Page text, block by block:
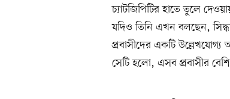
চ্যাটজিপিটির হাতে তুলে
যদিও তিনি এখন বলছেন,
প্রবাসীদের একটি উল্লেখযোগ্য
সেটি হলো, এসব প্রবাসীর